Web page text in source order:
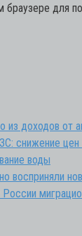
браузере для
из доходов от
снижение цен
воды
восприняли